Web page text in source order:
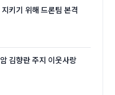
키기 위해 드론팀 본격
김향란 주지 이웃사랑